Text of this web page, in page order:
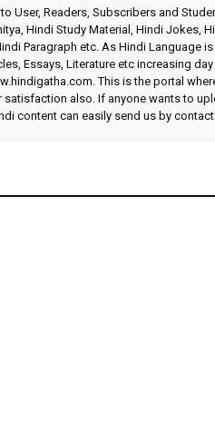
User, Readers, Subscribers and
Hindi Study Material, Hindi Jokes,
Paragraph etc. As Hindi Language
Essays, Literature etc increasing
This is the portal
satisfaction also. If anyone wants to
content can easily send us by